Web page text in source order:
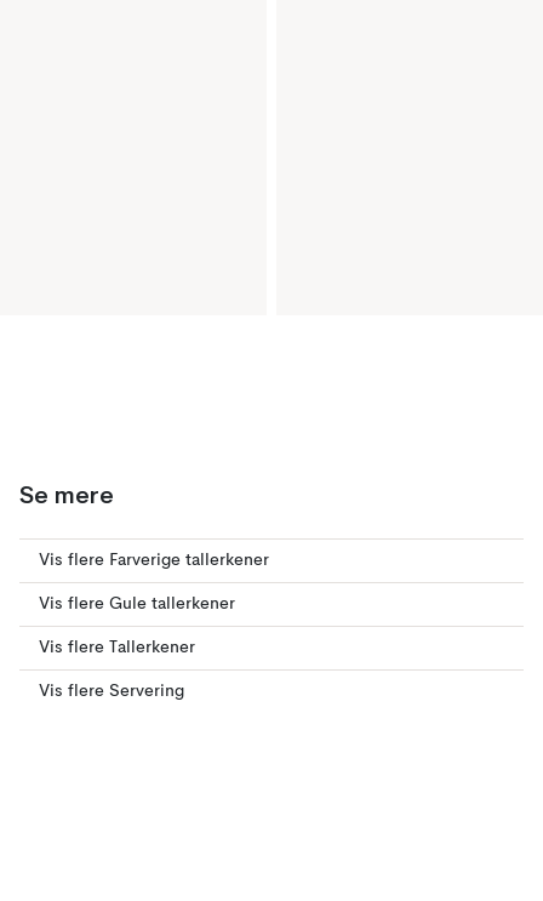
Se mere
Vis flere Farverige tallerkener
Vis flere Gule tallerkener
Vis flere Tallerkener
Vis flere Servering